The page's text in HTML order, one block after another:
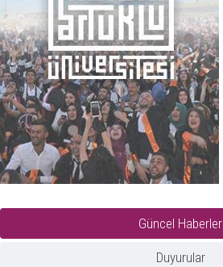
Güncel Haberler
Duyurular